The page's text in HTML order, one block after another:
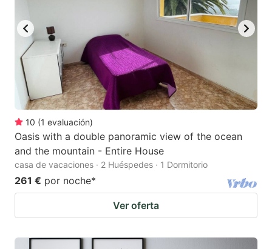
10 (1 evaluación)
Oasis with a double panoramic view of the ocean
and the mountain - Entire House
casa de vacaciones · 2 Huéspedes · 1 Dormitorio
261 € por noche*
Ver oferta